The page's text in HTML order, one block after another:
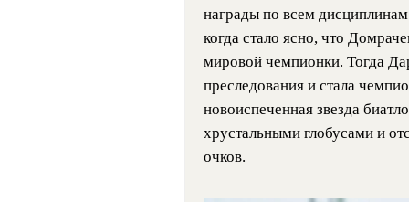
награды по всем
когда стало ясно, что
мировой чемпионки. Тогда
преследования и стала
новоиспеченная звезда
хрустальными глобусами и
очков.